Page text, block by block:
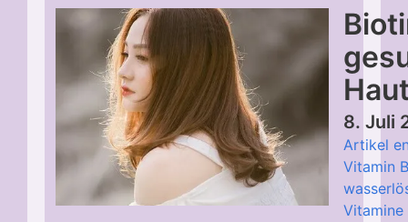
8. Juli
Artikel
Vitamin